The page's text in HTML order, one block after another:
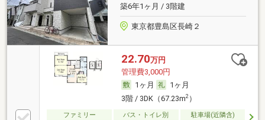
築6年1ヶ月 / 3階建
東京都豊島区長崎２
22.70万円
管理費3,000円
1ヶ月
1ヶ月
3階 / 3DK（67.23m2）
ファミリー バス・トイレ別 駐車場(近隣含)